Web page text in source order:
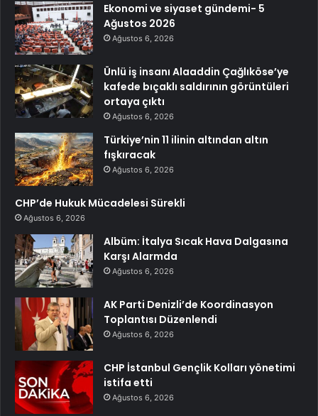
Ekonomi ve siyaset gündemi- 5
Ağustos 2026
Ağustos 6, 2026
Ünlü iş insanı Alaaddin Çağlıköse’ye
kafede bıçaklı saldırının görüntüleri
ortaya çıktı
Ağustos 6, 2026
Türkiye’nin 11 ilinin altından altın
fışkıracak
Ağustos 6, 2026
CHP’de Hukuk Mücadelesi Sürekli
Ağustos 6, 2026
Albüm: İtalya Sıcak Hava Dalgasına
Karşı Alarmda
Ağustos 6, 2026
AK Parti Denizli’de Koordinasyon
Toplantısı Düzenlendi
Ağustos 6, 2026
CHP İstanbul Gençlik Kolları yönetimi
istifa etti
Ağustos 6, 2026